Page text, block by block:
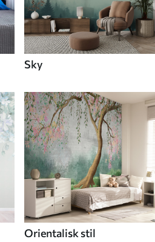
Sky
Orientalisk stil